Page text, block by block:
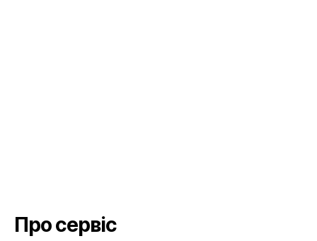
Про сервіс